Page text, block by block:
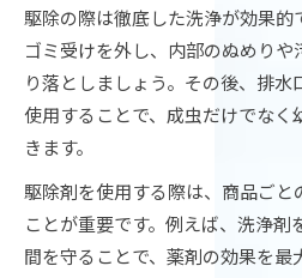
駆除の際は徹底した洗浄が効果的
ゴミ受けを外し、内部のぬめり
り落としましょう。その後、排
使用することで、成虫だけでなく
きます。
駆除剤を使用する際は、商品ごと
ことが重要です。例えば、洗浄
間を守ることで、薬剤の効果を最